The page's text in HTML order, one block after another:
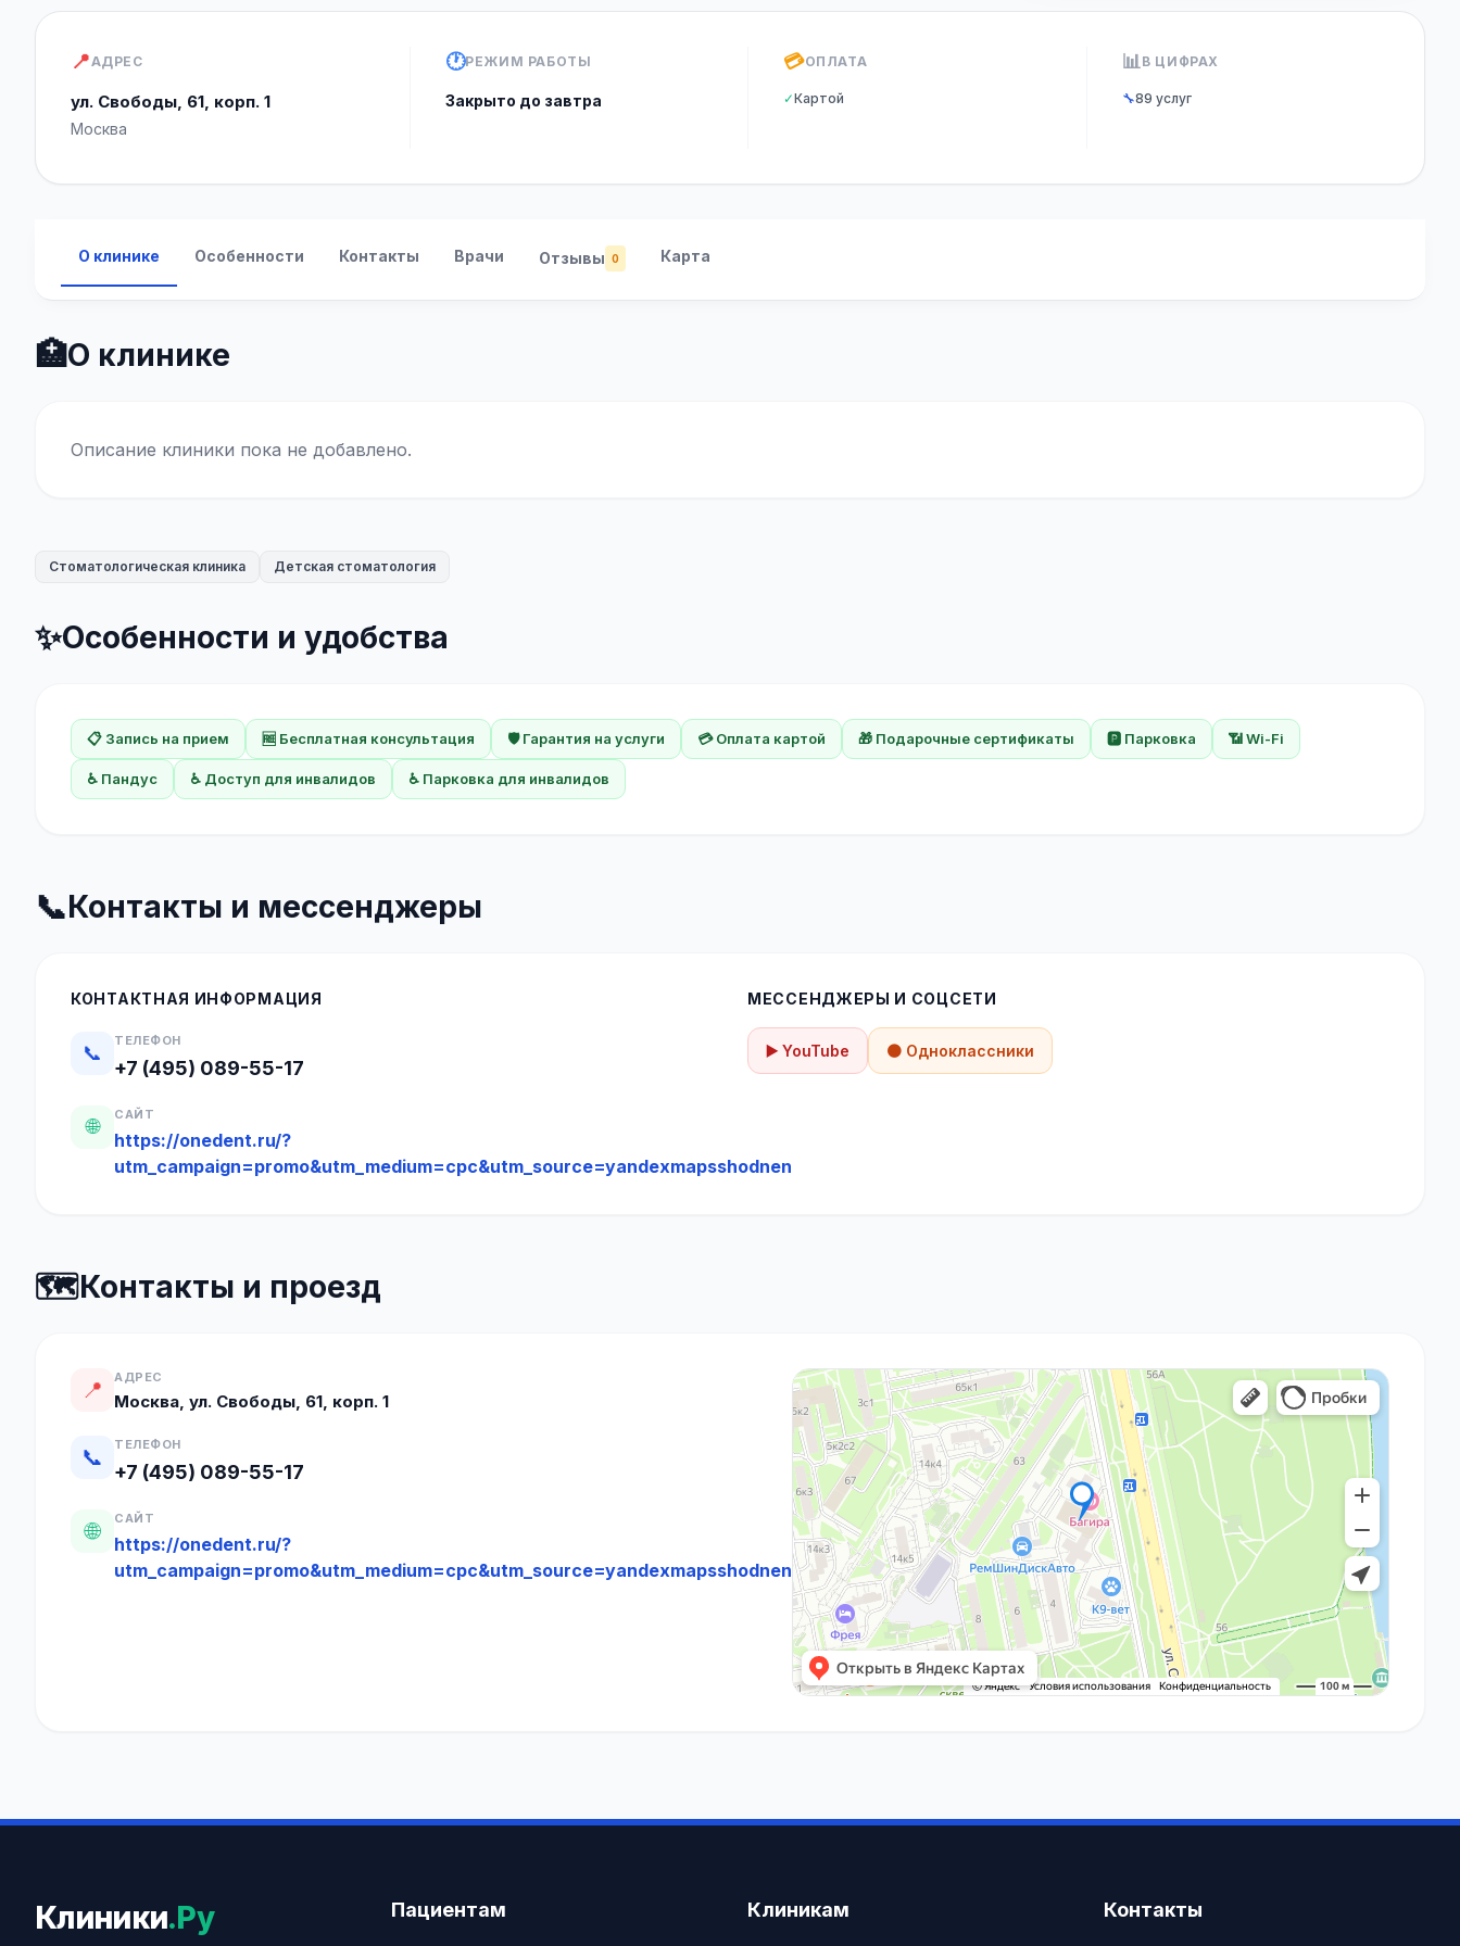
📍АДРЕС
ул. Свободы, 61, корп. 1
Москва
🕐РЕЖИМ РАБОТЫ
Закрыто до завтра
💳ОПЛАТА
✓Картой
📊В ЦИФРАХ
🔧89 услуг
О клинике Особенности Контакты Врачи Отзывы 0 Карта
🏥О клинике
Описание клиники пока не добавлено.
Стоматологическая клиника Детская стоматология
✨Особенности и удобства
📋 Запись на прием 🆓 Бесплатная консультация 🛡️ Гарантия на услуги 💳 Оплата картой 🎁 Подарочные сертификаты 🅿️ Парковка 📶 Wi-Fi
♿ Пандус ♿ Доступ для инвалидов ♿ Парковка для инвалидов
📞Контакты и мессенджеры
КОНТАКТНАЯ ИНФОРМАЦИЯ
📞
ТЕЛЕФОН
+7 (495) 089-55-17
🌐
САЙТ
https://onedent.ru/?
utm_campaign=promo&utm_medium=cpc&utm_source=yandexmapsshodnen
МЕССЕНДЖЕРЫ И СОЦСЕТИ
▶️ YouTube 🟠 Одноклассники
🗺️Контакты и проезд
📍 АДРЕС
Москва, ул. Свободы, 61, корп. 1
📞 ТЕЛЕФОН
+7 (495) 089-55-17
🌐 САЙТ
https://onedent.ru/?
utm_campaign=promo&utm_medium=cpc&utm_source=yandexmapsshodnen
Клиники.Ру Пациентам Клиникам Контакты